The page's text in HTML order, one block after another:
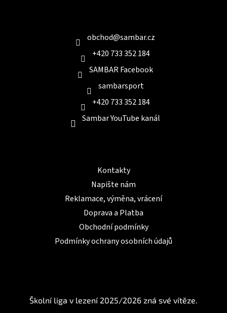
obchod@sambar.cz
+420 733 352 184
SAMBAR Facebook
sambarsport
+420 733 352 184
Sambar YouTube kanál
Kontakty
Napište nám
Reklamace, výměna, vrácení
Doprava a Platba
Obchodní podmínky
Podmínky ochrany osobních údajů
Školní liga v lezení 2025/2026 zná své vítěze.